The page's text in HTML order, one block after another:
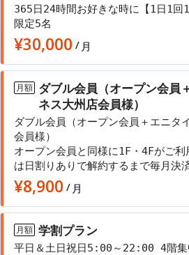
365日24時間お好きな時に【1日1回
限定5名
¥30,000 / 月
月額 ダブル会員（オープン会員
ネス大州店会員様）
ダブル会員（オープン会員＋エニタ
会員様）
オープン会員と同様に1F・4Fがご
は日割りありで解約するまで毎月決
¥8,900 / 月
月額 学割プラン
平日＆土日祝日5:00～22:00 4階